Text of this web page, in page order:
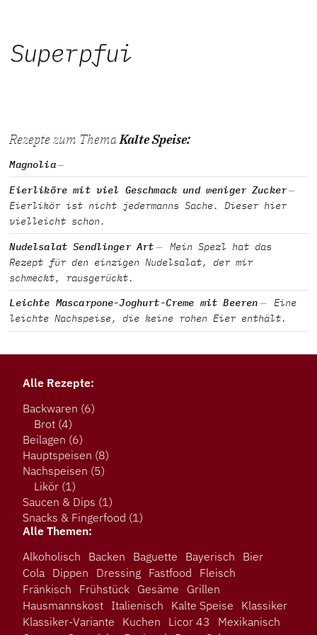
Rezepte zum ThemaKalte Speise:
Magnolia
Eierliköre mit viel Geschmack und weniger Zucker
Eierlikör ist nicht jedermanns Sache. Dieser hier
vielleicht schon.
Nudelsalat Sendlinger Art
Mein Spezl hat das
Rezept für den einzigen Nudelsalat, der mir
schmeckt, rausgerückt.
Leichte Mascarpone-Joghurt-Creme mit Beeren
Eine
leichte Nachspeise, die keine rohen Eier enthält.
Alle Themen:
Alkoholisch
Backen Baguette Bayerisch
Bier
Cola
Dippen Dressing Fastfood
Fleisch
Fränkisch
Frühstück Gesäme
Grillen
Hausmannskost Italienisch Kalte Speise
Klassiker
Klassiker-Variante
Kuchen Licor 43
Mexikanisch
Alle Rezepte:
Backwaren (6)
Brot (4)
Beilagen (6)
Hauptspeisen (8)
Nachspeisen (5)
Likör (1)
Saucen & Dips (1)
Snacks & Fingerfood (1)